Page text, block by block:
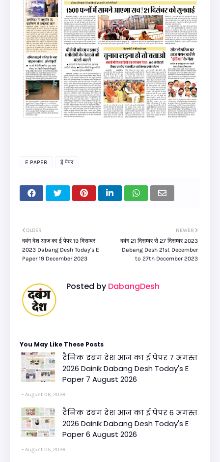
E PAPER ई पेपर
NEWER
दबंग 21 दिसम्बर से 27 दिसम्बर 2023
Dabang Desh 21st December
to 27th December 2023
OLDER
दबंग देश आज का ई पेपर 19 दिसम्बर
2023 Dabang Desh Today's E
Paper 19 December 2023
Posted by DabangDesh
You May Like These Posts
दैनिक दबंग देश आज का ई पेपर 7 अगस्त
2026 Dainik Dabang Desh Today's E
Paper 7 August 2026
August 06, 2026
दैनिक दबंग देश आज का ई पेपर 6 अगस्त
2026 Dainik Dabang Desh Today's E
Paper 6 August 2026
August 05, 2026